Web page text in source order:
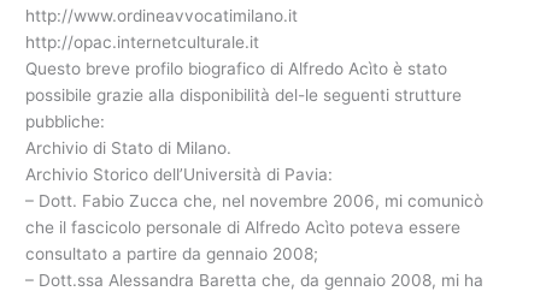
http://www.ordineavvocatimilano.it
http://opac.internetculturale.it
Questo breve profilo biografico di Alfredo Acìto è stato
possibile grazie alla disponibilità del-le seguenti strutture
pubbliche:
Archivio di Stato di Milano.
Archivio Storico dell’Università di Pavia:
– Dott. Fabio Zucca che, nel novembre 2006, mi comunicò
che il fascicolo personale di Alfredo Acìto poteva essere
consultato a partire da gennaio 2008;
– Dott.ssa Alessandra Baretta che, da gennaio 2008, mi ha